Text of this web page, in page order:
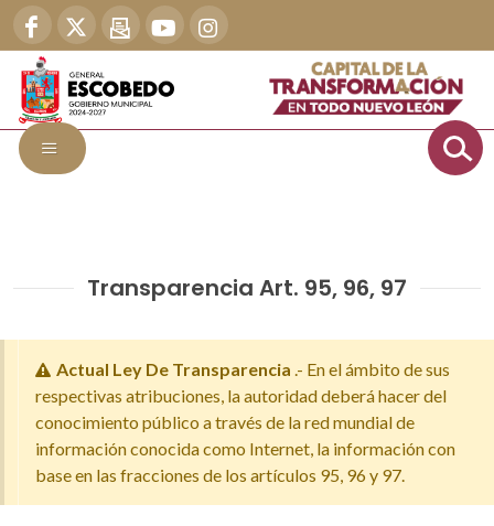
Transparencia Art. 95, 96, 97
Actual Ley De Transparencia .- En el ámbito de sus
respectivas atribuciones, la autoridad deberá hacer del
conocimiento público a través de la red mundial de
información conocida como Internet, la información con
base en las fracciones de los artículos 95, 96 y 97.